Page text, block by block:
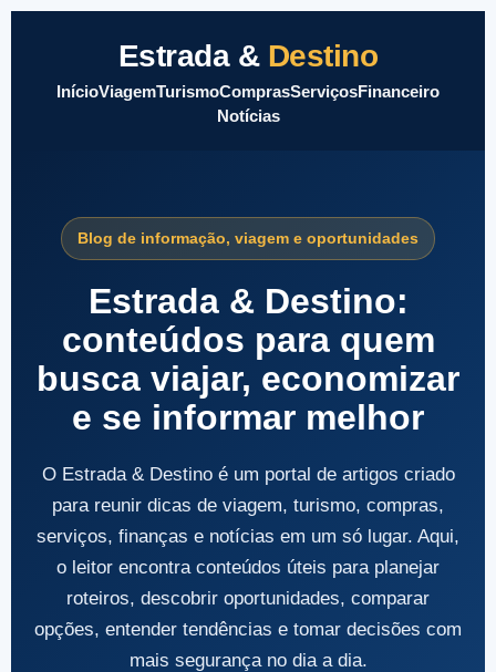
Estrada & Destino
InícioViagemTurismoComprasServiçosFinanceiro
Notícias
Blog de informação, viagem e oportunidades
Estrada & Destino:
conteúdos para quem
busca viajar, economizar
e se informar melhor
O Estrada & Destino é um portal de artigos criado
para reunir dicas de viagem, turismo, compras,
serviços, finanças e notícias em um só lugar. Aqui,
o leitor encontra conteúdos úteis para planejar
roteiros, descobrir oportunidades, comparar
opções, entender tendências e tomar decisões com
mais segurança no dia a dia.